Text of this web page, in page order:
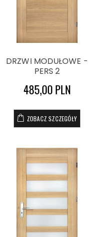
DRZWI MODUŁOWE -
PERS 2
485,00 PLN
ZOBACZ SZCZEGÓŁY